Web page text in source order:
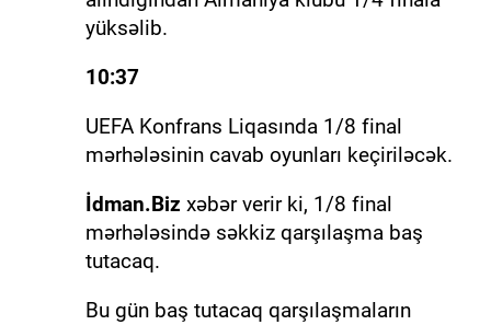
yüksəlib.
10:37
UEFA Konfrans Liqasında 1/8 final
mərhələsinin cavab oyunları keçiriləcək.
İdman.Biz xəbər verir ki, 1/8 final
mərhələsində səkkiz qarşılaşma baş
tutacaq.
Bu gün baş tutacaq qarşılaşmaların